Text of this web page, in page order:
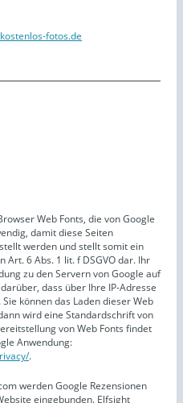
fotos.de
Web Fonts, die von Google
damit diese Seiten
werden und stellt somit ein
Art. 6 Abs. 1 lit. f DSGVO dar. Ihr
zu den Servern von Google auf
dass über Ihre IP-Adresse
können das Laden dieser Web
wird eine Standardschrift von
von Web Fonts findet
Anwendung:
.
werden Google Rezensionen
eingebunden. Elfsight